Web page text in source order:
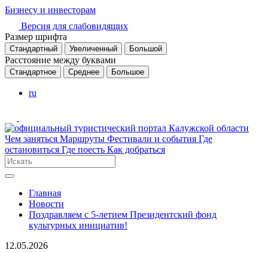
Бизнесу и инвесторам
Версия для слабовидящих
Размер шрифта
Стандартный Увеличенный Большой
Расстояние между буквами
Стандартное Среднее Большое
ru
Чем заняться Маршруты Фестивали и события Где
остановиться Где поесть Как добраться
Главная
Новости
Поздравляем с 5-летием Президентский фонд
культурных инициатив!
12.05.2026